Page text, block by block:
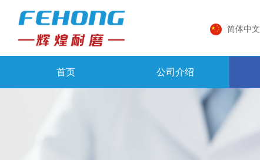
首页 公司介绍
简体中文